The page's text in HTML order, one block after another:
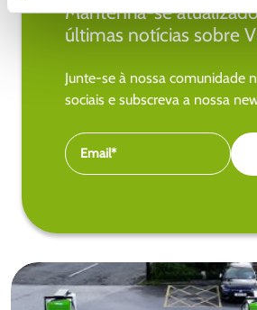
Mantenha-se
últimas notícias sobre
Junte-se à nossa comunidade
sociais e subscreva a nossa